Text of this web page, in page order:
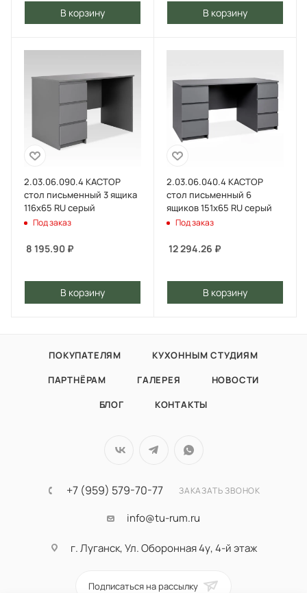
В корзину В корзину
2.03.06.090.4 КАСТОР
стол письменный 3 ящика
116х65 RU серый
Под заказ
8 195.90 ₽
В корзину
2.03.06.040.4 КАСТОР
стол письменный 6
ящиков 151х65 RU серый
Под заказ
12 294.26 ₽
В корзину
ПОКУПАТЕЛЯМ
КУХОННЫМ СТУДИЯМ
ПАРТНЁРАМ
ГАЛЕРЕЯ
НОВОСТИ
БЛОГ
КОНТАКТЫ
+7 (959) 579-70-77 ЗАКАЗАТЬ ЗВОНОК
info@tu-rum.ru
г. Луганск, Ул. Оборонная 4у, 4-й этаж
Подписаться на рассылку